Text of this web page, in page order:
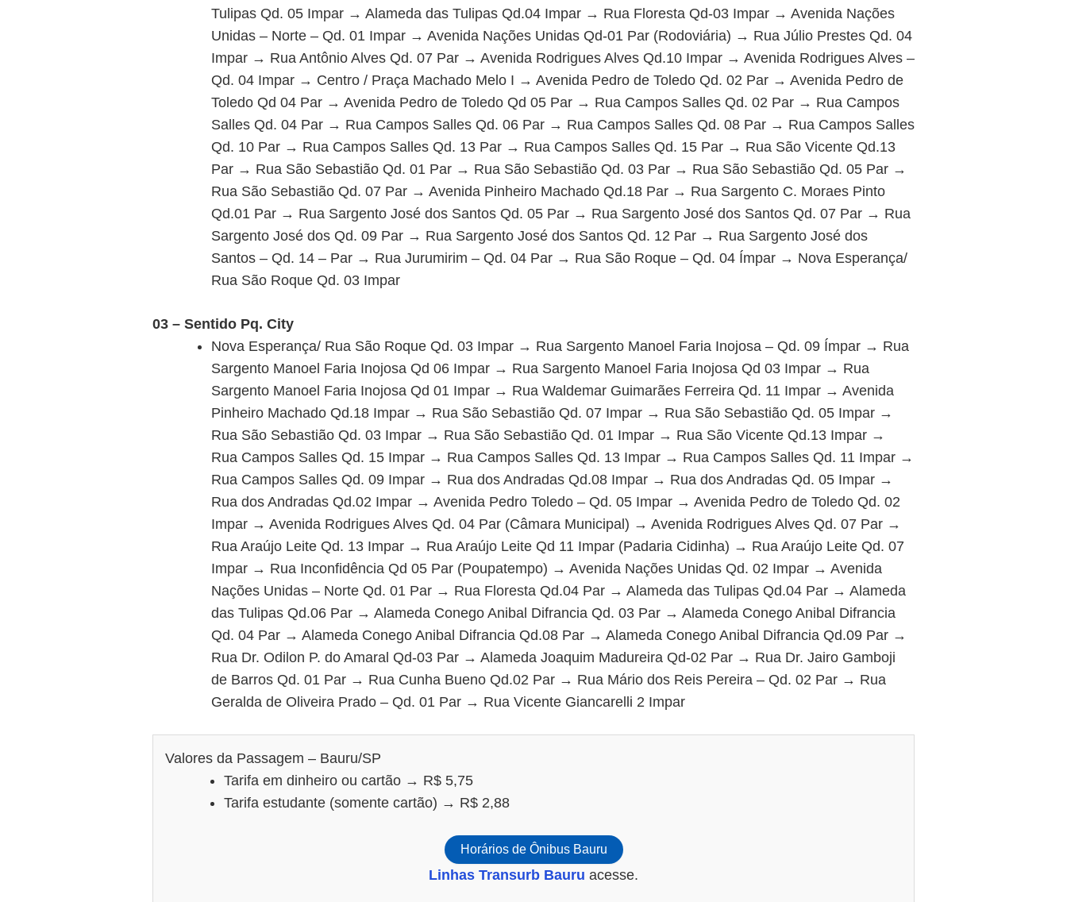
Tulipas Qd. 05 Impar → Alameda das Tulipas Qd.04 Impar → Rua Floresta Qd-03 Impar → Avenida Nações
Unidas – Norte – Qd. 01 Impar → Avenida Nações Unidas Qd-01 Par (Rodoviária) → Rua Júlio Prestes Qd. 04
Impar → Rua Antônio Alves Qd. 07 Par → Avenida Rodrigues Alves Qd.10 Impar → Avenida Rodrigues Alves –
Qd. 04 Impar → Centro / Praça Machado Melo I → Avenida Pedro de Toledo Qd. 02 Par → Avenida Pedro de
Toledo Qd 04 Par → Avenida Pedro de Toledo Qd 05 Par → Rua Campos Salles Qd. 02 Par → Rua Campos
Salles Qd. 04 Par → Rua Campos Salles Qd. 06 Par → Rua Campos Salles Qd. 08 Par → Rua Campos Salles
Qd. 10 Par → Rua Campos Salles Qd. 13 Par → Rua Campos Salles Qd. 15 Par → Rua São Vicente Qd.13
Par → Rua São Sebastião Qd. 01 Par → Rua São Sebastião Qd. 03 Par → Rua São Sebastião Qd. 05 Par →
Rua São Sebastião Qd. 07 Par → Avenida Pinheiro Machado Qd.18 Par → Rua Sargento C. Moraes Pinto
Qd.01 Par → Rua Sargento José dos Santos Qd. 05 Par → Rua Sargento José dos Santos Qd. 07 Par → Rua
Sargento José dos Qd. 09 Par → Rua Sargento José dos Santos Qd. 12 Par → Rua Sargento José dos
Santos – Qd. 14 – Par → Rua Jurumirim – Qd. 04 Par → Rua São Roque – Qd. 04 Ímpar → Nova Esperança/
Rua São Roque Qd. 03 Impar
03 – Sentido Pq. City
Nova Esperança/ Rua São Roque Qd. 03 Impar → Rua Sargento Manoel Faria Inojosa – Qd. 09 Ímpar → Rua
Sargento Manoel Faria Inojosa Qd 06 Impar → Rua Sargento Manoel Faria Inojosa Qd 03 Impar → Rua
Sargento Manoel Faria Inojosa Qd 01 Impar → Rua Waldemar Guimarães Ferreira Qd. 11 Impar → Avenida
Pinheiro Machado Qd.18 Impar → Rua São Sebastião Qd. 07 Impar → Rua São Sebastião Qd. 05 Impar →
Rua São Sebastião Qd. 03 Impar → Rua São Sebastião Qd. 01 Impar → Rua São Vicente Qd.13 Impar →
Rua Campos Salles Qd. 15 Impar → Rua Campos Salles Qd. 13 Impar → Rua Campos Salles Qd. 11 Impar →
Rua Campos Salles Qd. 09 Impar → Rua dos Andradas Qd.08 Impar → Rua dos Andradas Qd. 05 Impar →
Rua dos Andradas Qd.02 Impar → Avenida Pedro Toledo – Qd. 05 Impar → Avenida Pedro de Toledo Qd. 02
Impar → Avenida Rodrigues Alves Qd. 04 Par (Câmara Municipal) → Avenida Rodrigues Alves Qd. 07 Par →
Rua Araújo Leite Qd. 13 Impar → Rua Araújo Leite Qd 11 Impar (Padaria Cidinha) → Rua Araújo Leite Qd. 07
Impar → Rua Inconfidência Qd 05 Par (Poupatempo) → Avenida Nações Unidas Qd. 02 Impar → Avenida
Nações Unidas – Norte Qd. 01 Par → Rua Floresta Qd.04 Par → Alameda das Tulipas Qd.04 Par → Alameda
das Tulipas Qd.06 Par → Alameda Conego Anibal Difrancia Qd. 03 Par → Alameda Conego Anibal Difrancia
Qd. 04 Par → Alameda Conego Anibal Difrancia Qd.08 Par → Alameda Conego Anibal Difrancia Qd.09 Par →
Rua Dr. Odilon P. do Amaral Qd-03 Par → Alameda Joaquim Madureira Qd-02 Par → Rua Dr. Jairo Gamboji
de Barros Qd. 01 Par → Rua Cunha Bueno Qd.02 Par → Rua Mário dos Reis Pereira – Qd. 02 Par → Rua
Geralda de Oliveira Prado – Qd. 01 Par → Rua Vicente Giancarelli 2 Impar
Valores da Passagem – Bauru/SP
Tarifa em dinheiro ou cartão → R$ 5,75
Tarifa estudante (somente cartão) → R$ 2,88
Horários de Ônibus Bauru
Linhas Transurb Bauru acesse.